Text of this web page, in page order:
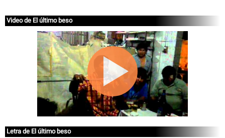
Video de El último beso
Letra de El último beso